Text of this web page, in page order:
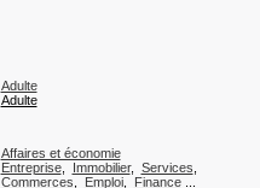
Adulte
Adulte
Affaires et économie
Entreprise, Immobilier, Services
Commerces
Emploi, Finance...